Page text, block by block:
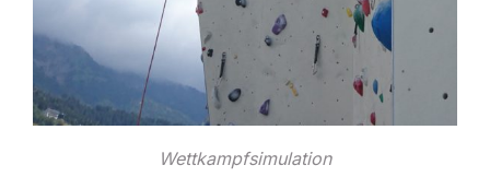
Wettkampfsimulation